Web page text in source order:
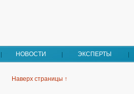
НОВОСТИ ЭКСПЕРТЫ
Наверх страницы ↑